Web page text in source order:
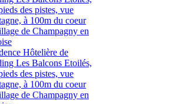
des pistes, vue
à 100m du coeur
de Champagny en
Hôtelière de
Les Balcons Etoilés,
des pistes, vue
à 100m du coeur
de Champagny en